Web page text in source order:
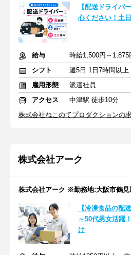
【配送ドライバ
心ください！土
給与
時給1,500円～1,875
シフト
週5日 1日7時間以上
雇用形態
派遣社員
アクセス
中津駅 徒歩10分
株式会社ねこのてプロダクションの
株式会社アーク
株式会社アーク ※勤務地:大阪市鶴見
【冷凍食品の配
～50代男女活躍
け